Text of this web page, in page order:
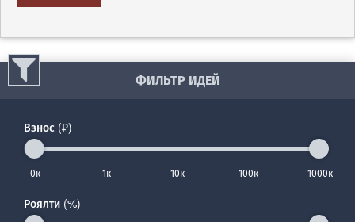
ФИЛЬТР ИДЕЙ
Взнос (₽)
0к 1к 10к 100к 1000к
Роялти (%)